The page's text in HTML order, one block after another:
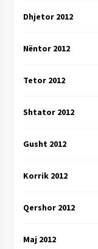
Dhjetor 2012
Nëntor 2012
Tetor 2012
Shtator 2012
Gusht 2012
Korrik 2012
Qershor 2012
Maj 2012